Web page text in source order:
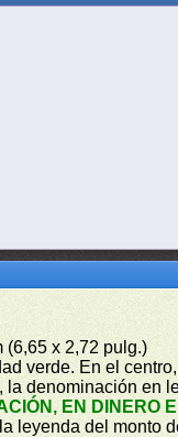
(6,65 x 2,72 pulg.)
verde. En el
la denominación en
EN DINERO
leyenda del monto